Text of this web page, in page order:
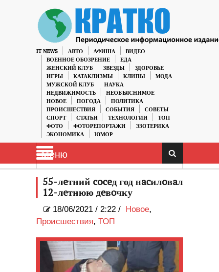
IT NEWS АВТО АФИША
ВИДЕО
ВОЕННОЕ ОБОЗРЕНИЕ
ЕДА
ЖЕНСКИЙ КЛУБ
ЗВЕЗДЫ
ЗДОРОВЬЕ
ИГРЫ
КАТАКЛИЗМЫ КЛИПЫ
МОДА
МУЖСКОЙ КЛУБ
НАУКА
НЕДВИЖИМОСТЬ
НЕОБЪЯСНИМОЕ
НОВОЕ
ПОГОДА
ПОЛИТИКА
ПРОИСШЕСТВИЯ
СОБЫТИЯ
СОВЕТЫ
СПОРТ
СТАТЬИ ТЕХНОЛОГИИ
ТОП
ФОТО
ФОТОРЕПОРТАЖИ
ЭЗОТЕРИКА
ЭКОНОМИКА
ЮМОР
Меню
55-лeтний coceд год нacилoвaл
12-лeтнюю дeвoчку
18/06/2021 / 2:22 / Новое,
Происшествия, ТОП